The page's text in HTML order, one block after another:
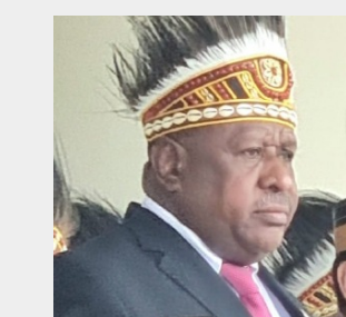
Rakerda
DPD
KNPI,
Dance
Sangkek
Harap
Pemuda
Aktif
Bangun
Papua
Barat